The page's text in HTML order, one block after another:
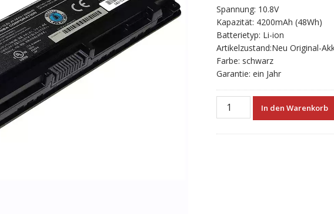
war:
€62.88
ist:
€34.93.
Spannung: 10.8V
Kapazität: 4200mAh (48Wh)
Batterietyp: Li-ion
Artikelzustand:Neu Original-
Farbe: schwarz
Garantie: ein Jahr
Neuer
Akku
In den Warenkorb